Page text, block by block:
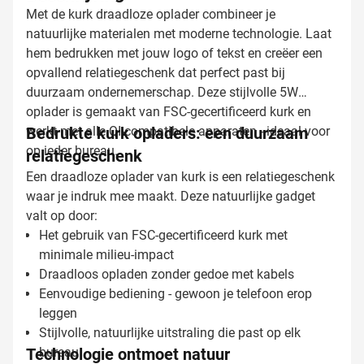
Met de kurk draadloze oplader combineer je
natuurlijke materialen met moderne technologie. Laat
hem bedrukken met jouw logo of tekst en creëer een
opvallend relatiegeschenk dat perfect past bij
duurzaam ondernemerschap. Deze stijlvolle 5W
oplader is gemaakt van FSC-gecertificeerd kurk en
werkt met alle QI-compatibele apparaten - ideaal voor
op ieder bureau.
Bedrukte kurk opladers: een duurzaam
relatiegeschenk
Een draadloze oplader van kurk is een relatiegeschenk
waar je indruk mee maakt. Deze natuurlijke gadget
valt op door:
Het gebruik van FSC-gecertificeerd kurk met
minimale milieu-impact
Draadloos opladen zonder gedoe met kabels
Eenvoudige bediening - gewoon je telefoon erop
leggen
Stijlvolle, natuurlijke uitstraling die past op elk
bureau
Technologie ontmoet natuur